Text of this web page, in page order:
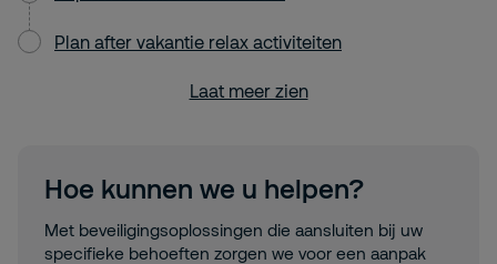
Plan after vakantie relax activiteiten
Laat meer zien
Hoe kunnen we u helpen?
Met beveiligingsoplossingen die aansluiten bij uw
specifieke behoeften zorgen we voor een aanpak